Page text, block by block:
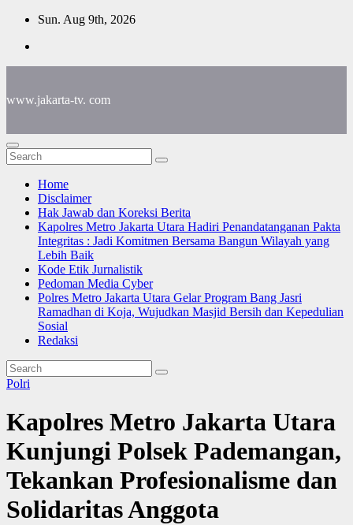
Skip
content
Sun. Aug 9th, 2026
www.jakarta-tv. com
Home
Disclaimer
Hak Jawab dan Koreksi Berita
Kapolres Metro Jakarta Utara Hadiri Penandatanganan Pakta
Integritas : Jadi Komitmen Bersama Bangun Wilayah yang
Lebih Baik
Kode Etik Jurnalistik
Pedoman Media Cyber
Polres Metro Jakarta Utara Gelar Program Bang Jasri
Ramadhan di Koja, Wujudkan Masjid Bersih dan Kepedulian
Sosial
Redaksi
Polri
Kapolres Metro Jakarta Utara
Kunjungi Polsek Pademangan,
Tekankan Profesionalisme dan
Solidaritas Anggota